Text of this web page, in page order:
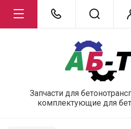
Запчасти для
комплектующие для